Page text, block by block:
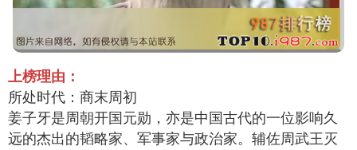
上榜理由：
所处时代：商末周初
姜子牙是周朝开国元勋，亦是中国古代的一位影响久
远的杰出的韬略家、军事家与政治家。辅佐周武王灭